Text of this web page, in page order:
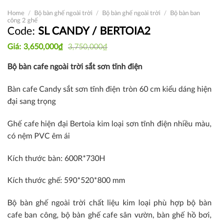
Home / Bộ bàn ghế ngoài trời / Bộ bàn ghế ngoài trời /
Bộ bàn ban
công 2 ghế
SL CANDY / BERTOIA2
3,750,000₫
Original
was:
3,750,000₫.
3,650,000₫
Current
is:
3,650,000₫.
Bộ bàn cafe ngoài trời sắt sơn tĩnh điện
Bàn cafe Candy sắt sơn tĩnh điện tròn 60 cm kiểu dáng hiện
đại sang trọng
Ghế cafe hiện đại Bertoia kim loại sơn tĩnh điện nhiều màu,
có nệm PVC êm ái
Kích thước bàn: 600R*730H
Kích thước ghế: 590*520*800 mm
Bộ bàn ghế ngoài trời chất liệu kim loại phù hợp bộ bàn
cafe ban công, bộ bàn ghế cafe sân vườn, bàn ghế hồ bơi,